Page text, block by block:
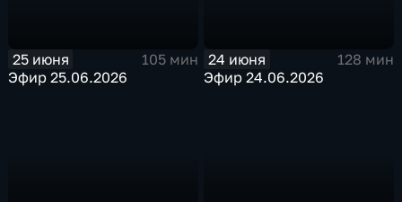
25 июня
105 мин
Эфир 25.06.2026
24 июня
128 мин
Эфир 24.06.2026